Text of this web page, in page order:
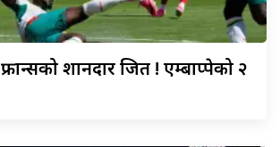
फ्रान्सको शानदार जित ! एम्बाप्पेको २